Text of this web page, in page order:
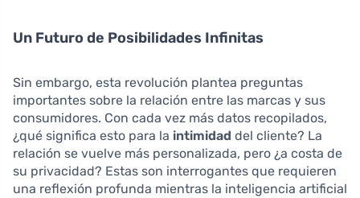
Un Futuro de Posibilidades Infinitas
Sin embargo, esta revolución plantea preguntas
importantes sobre la relación entre las marcas y sus
consumidores. Con cada vez más datos recopilados,
¿qué significa esto para la intimidad del cliente? La
relación se vuelve más personalizada, pero ¿a costa de
su privacidad? Estas son interrogantes que requieren
una reflexión profunda mientras la inteligencia artificial